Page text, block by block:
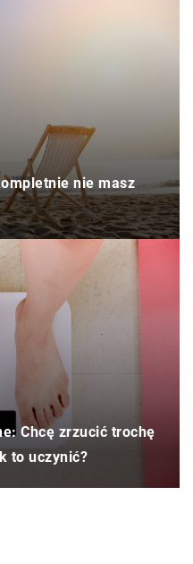
nie masz
Chcę zrzucić trochę
to uczynić?